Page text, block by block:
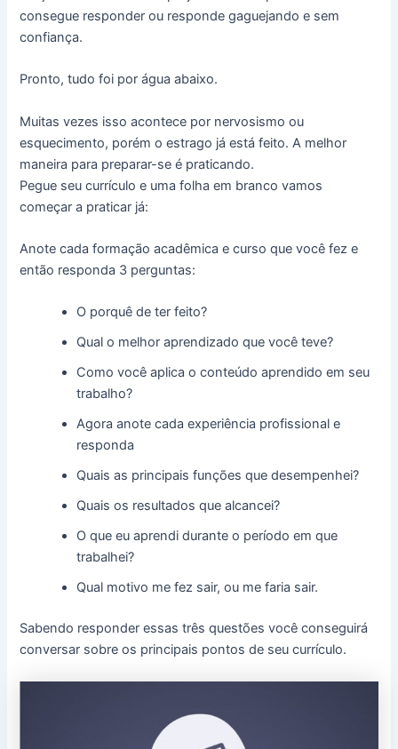
consegue responder ou responde gaguejando e sem
confiança.
Pronto, tudo foi por água abaixo.
Muitas vezes isso acontece por nervosismo ou
esquecimento, porém o estrago já está feito. A melhor
maneira para preparar-se é praticando.
Pegue seu currículo e uma folha em branco vamos
começar a praticar já:
Anote cada formação acadêmica e curso que você fez e
então responda 3 perguntas:
O porquê de ter feito?
Qual o melhor aprendizado que você teve?
Como você aplica o conteúdo aprendido em seu
trabalho?
Agora anote cada experiência profissional e
responda
Quais as principais funções que desempenhei?
Quais os resultados que alcancei?
O que eu aprendi durante o período em que
trabalhei?
Qual motivo me fez sair, ou me faria sair.
Sabendo responder essas três questões você conseguirá
conversar sobre os principais pontos de seu currículo.